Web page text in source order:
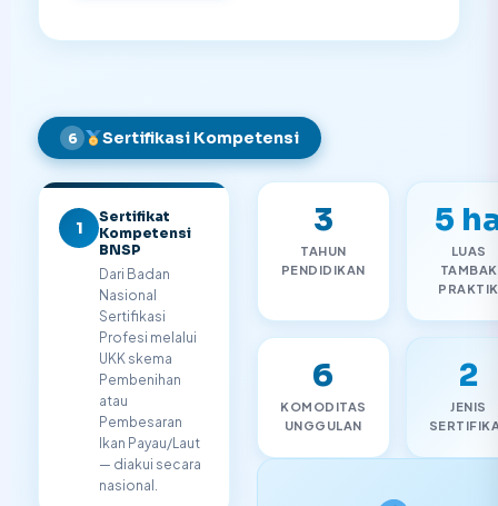
6 Sertifikasi Kompetensi
1
Sertifikat
Kompetensi
BNSP
Dari Badan
Nasional
Sertifikasi
Profesi melalui
UKK skema
Pembenihan
atau
Pembesaran
Ikan Payau/Laut
— diakui secara
nasional.
3
TAHUN
PENDIDIKAN
5
LUAS
TAMBAK
PRAKTIK
6
KOMODITAS
UNGGULAN
2
JENIS